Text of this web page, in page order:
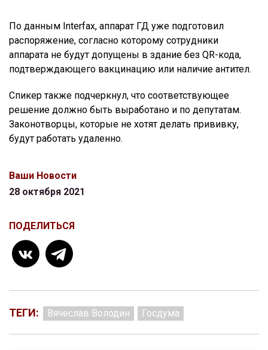
По данным Interfax, аппарат ГД уже подготовил
распоряжение, согласно которому сотрудники
аппарата не будут допущены в здание без QR-кода,
подтверждающего вакцинацию или наличие антител.
Спикер также подчеркнул, что соответствующее
решение должно быть выработано и по депутатам.
Законотворцы, которые не хотят делать прививку,
будут работать удаленно.
Ваши Новости
28 октября 2021
ПОДЕЛИТЬСЯ
ТЕГИ: Вячеслав Володин Госдума